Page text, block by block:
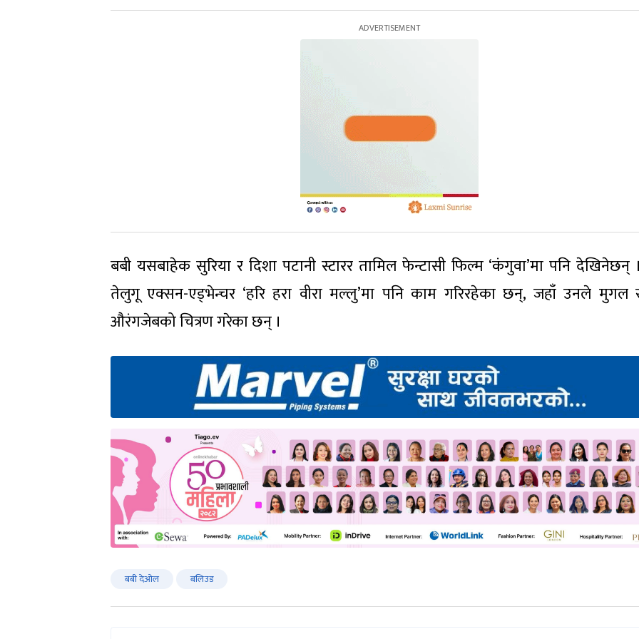
बबी यसबाहेक सुरिया र दिशा पटानी स्टारर तामिल फेन्टासी फिल्म ‘कंगुवा’मा पनि देखिनेछन्
तेलुगू एक्सन-एड्भेन्चर ‘हरि हरा वीरा मल्लु’मा पनि काम गरिरहेका छन्, जहाँ उनले मुगल
औरंगजेबको चित्रण गरेका छन् ।
बबी देओल बलिउड